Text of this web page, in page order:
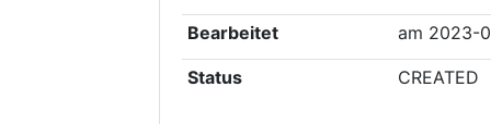
Bearbeitet am 2023-
Status CREATED